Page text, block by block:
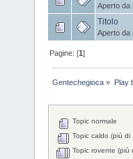
Aperto da
Titolo
Aperto da
Pagine: [1]
Gentechegioca » Play
Topic normale
Topic caldo (più di
Topic rovente (più